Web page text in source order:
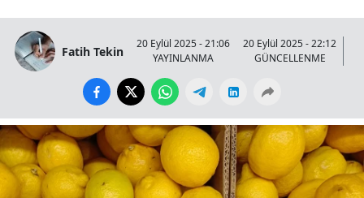
Fatih Tekin
20 Eylül 2025 - 21:06
YAYINLANMA
20 Eylül 2025 - 22:12
GÜNCELLENME